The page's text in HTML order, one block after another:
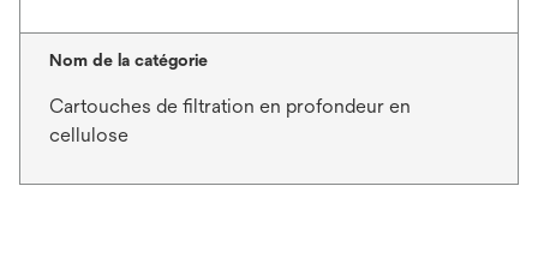
Nom de la catégorie
Cartouches de filtration en profondeur en
cellulose